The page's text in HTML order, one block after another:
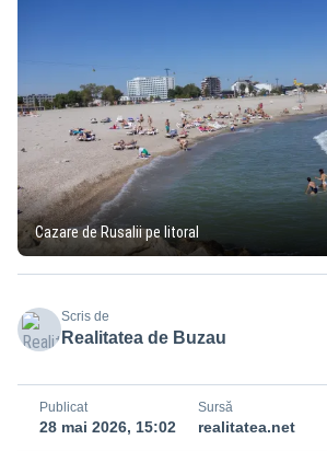
Cazare de Rusalii pe litoral
Scris de
Realitatea de Buzau
Publicat
28 mai 2026, 15:02
Sursă
realitatea.net